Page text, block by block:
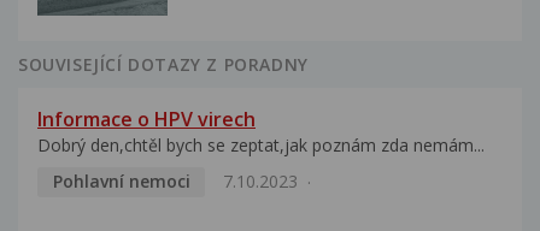
SOUVISEJÍCÍ DOTAZY Z PORADNY
Informace o HPV virech
Dobrý den,chtěl bych se zeptat,jak poznám zda nemám...
Pohlavní nemoci
7.10.2023